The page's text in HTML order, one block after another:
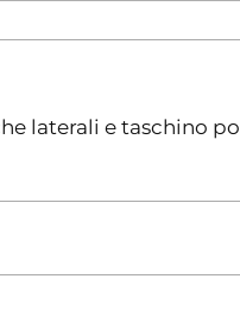
laterali e taschino